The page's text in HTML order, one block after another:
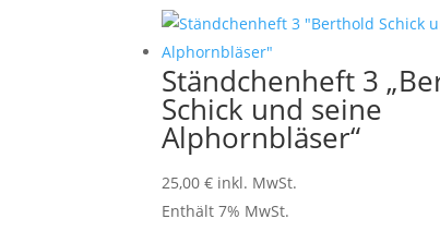
Ständchenheft 3
Schick und seine
Alphornbläser“
25,00€ inkl. MwSt.
Enthält 7% MwSt.